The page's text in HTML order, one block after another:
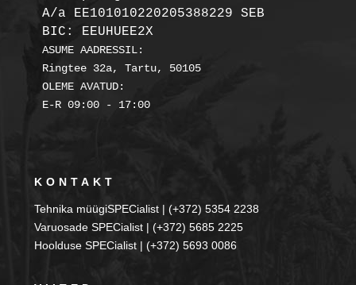
A/a EE101010220205388229 SEB
BIC: EEUHUEE2X
ASUME AADRESSIL:
Ringtee 32a, Tartu, 50105
OLEME AVATUD:
E-R 09:00 - 17:00
KONTAKT
Tehnika müügiSPECialist | (+372) 5354 2238
Varuosade SPECialist | (+372) 5685 2225
Hoolduse SPECialist | (+372) 5693 0086